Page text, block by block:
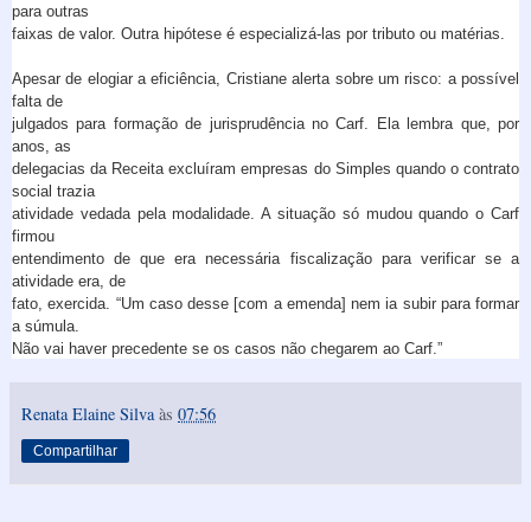
para outras
faixas de valor. Outra hipótese é especializá-las por tributo ou matérias.
Apesar de elogiar a eficiência, Cristiane alerta sobre um risco: a possível
falta de
julgados para formação de jurisprudência no Carf. Ela lembra que, por
anos, as
delegacias da Receita excluíram empresas do Simples quando o contrato
social trazia
atividade vedada pela modalidade. A situação só mudou quando o Carf
firmou
entendimento de que era necessária fiscalização para verificar se a
atividade era, de
fato, exercida. “Um caso desse [com a emenda] nem ia subir para formar
a súmula.
Não vai haver precedente se os casos não chegarem ao Carf.”
Renata Elaine Silva às 07:56
Compartilhar